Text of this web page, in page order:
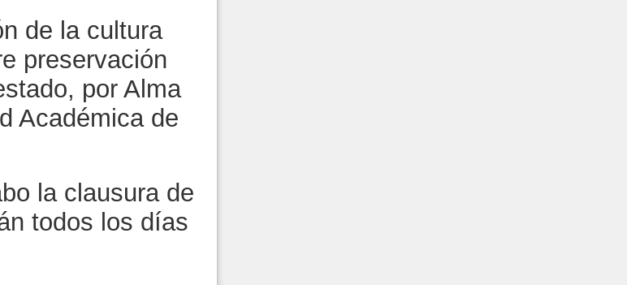
de la cultura
preservación
por Alma
Académica de
la clausura de
todos los días